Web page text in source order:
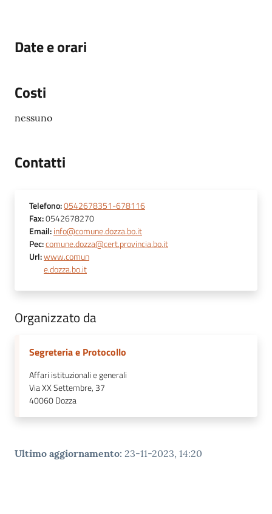
Date e orari
Costi
nessuno
Contatti
Telefono:0542678351-678116
Fax:0542678270
Email:info@comune.dozza.bo.it
Pec:comune.dozza@cert.provincia.bo.it
Url:www.comun
e.dozza.bo.it
Organizzato da
Segreteria e Protocollo
Affari istituzionali e generali
Via XX Settembre, 37
40060Dozza
Ultimo aggiornamento: 23-11-2023, 14:20